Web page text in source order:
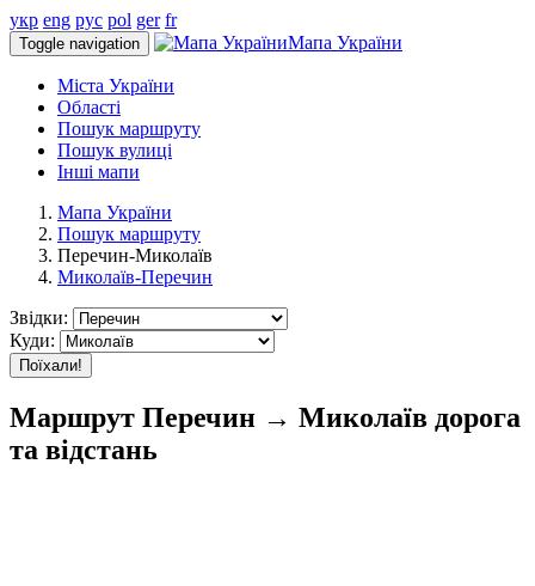
укр eng рус pol ger fr
Toggle navigation Мапа України
Міста України
Області
Пошук маршруту
Пошук вулиці
Інші мапи
Мапа України
Пошук маршруту
Перечин-Миколаїв
Миколаїв-Перечин
Звідки:
Куди:
Поїхали!
Маршрут Перечин → Миколаїв дорога
та відстань